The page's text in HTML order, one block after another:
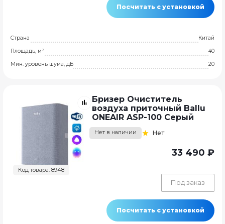
Посчитать с установкой
Страна
Китай
Площадь, м²
40
Мин. уровень шума, дБ
20
Код товара: 8948
Бризер Очиститель
воздуха приточный Ballu
ONEAIR ASP-100 Серый
Нет в наличии Нет
33 490 ₽
Под заказ
Посчитать с установкой